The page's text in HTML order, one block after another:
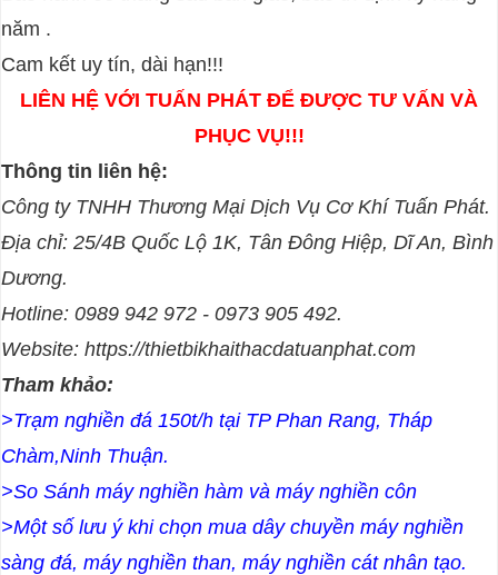
năm .
Cam kết uy tín, dài hạn!!!
LIÊN HỆ VỚI TUẤN PHÁT ĐỂ ĐƯỢC TƯ VẤN VÀ
PHỤC VỤ!!!
Thông tin liên hệ:
Công ty TNHH Thương Mại Dịch Vụ Cơ Khí Tuấn Phát.
Địa chỉ: 25/4B Quốc Lộ 1K, Tân Đông Hiệp, Dĩ An, Bình
Dương.
Hotline: 0989 942 972 - 0973 905 492.
Website: https://thietbikhaithacdatuanphat.com
Tham khảo:
>Trạm nghiền đá 150t/h tại TP Phan Rang, Tháp
Chàm,Ninh Thuận.
>So Sánh máy nghiền hàm và máy nghiền côn
>Một số lưu ý khi chọn mua dây chuyền máy nghiền
sàng đá, máy nghiền than, máy nghiền cát nhân tạo.